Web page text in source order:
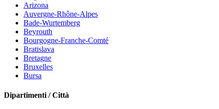
Arizona
Auvergne-Rhône-Alpes
Bade-Wurtemberg
Beyrouth
Bourgogne-Franche-Comté
Bratislava
Bretagne
Bruxelles
Bursa
Dipartimenti /Città